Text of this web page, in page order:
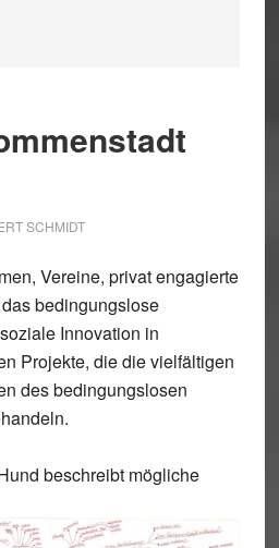
SCHMIDT
Vereine, privat engagierte
bedingungslose
Innovation in
Projekte, die die vielfältigen
des bedingungslosen
beschreibt mögliche